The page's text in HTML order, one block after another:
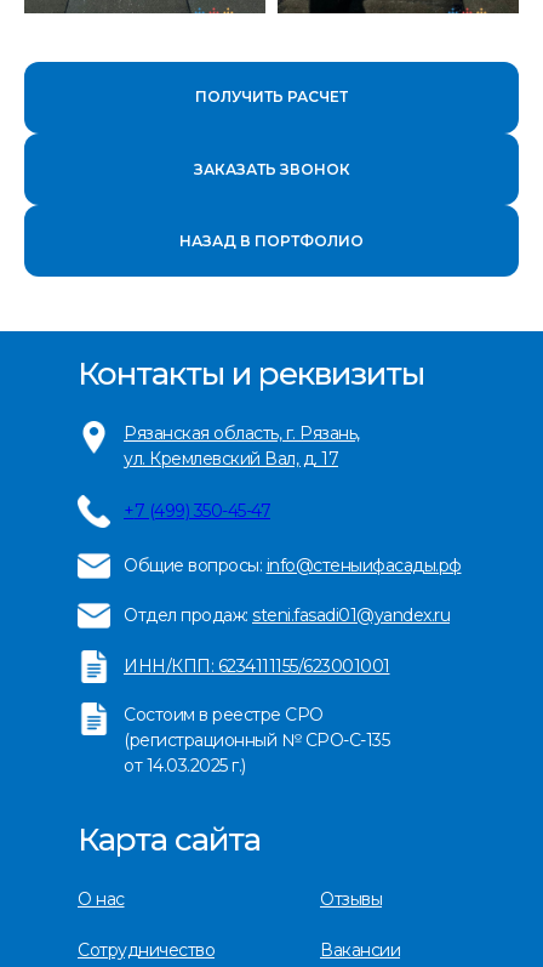
ПОЛУЧИТЬ РАСЧЕТ
ЗАКАЗАТЬ ЗВОНОК
НАЗАД В ПОРТФОЛИО
Контакты и реквизиты
Рязанская область, г. Рязань,
ул. Кремлевский Вал, д. 17
+7 (499) 350-45-47
Общие вопросы: info@стеныифасады.рф
Отдел продаж: steni.fasadi01@yandex.ru
ИНН/КПП: 6234111155/623001001
Состоим в реестре СРО
(регистрационный № СРО-С-135
от 14.03.2025 г.)
Карта сайта
О нас
Сотрудничество
Отзывы
Вакансии